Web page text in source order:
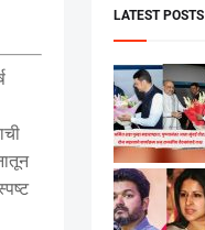
LATEST POSTS